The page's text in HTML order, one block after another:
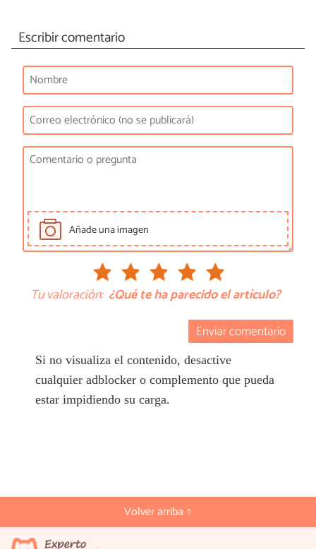
Escribir comentario
Añade una imagen
Tu valoración: ¿Qué te ha parecido el artículo?
Enviar comentario
Si no visualiza el contenido, desactive
cualquier adblocker o complemento que pueda
estar impidiendo su carga.
Volver arriba ↑